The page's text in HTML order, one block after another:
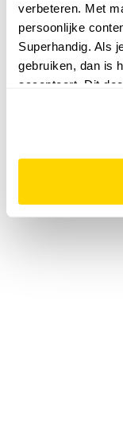
verbeteren. Met
persoonlijke
Superhandig. Als
gebruiken, dan is
accepteert. Dit
website niet